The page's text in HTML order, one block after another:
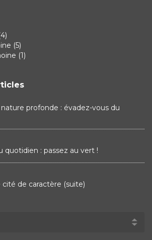
(5)
(1)
profonde : évadez-vous du
quotidien : passez au vert !
de caractère (suite)